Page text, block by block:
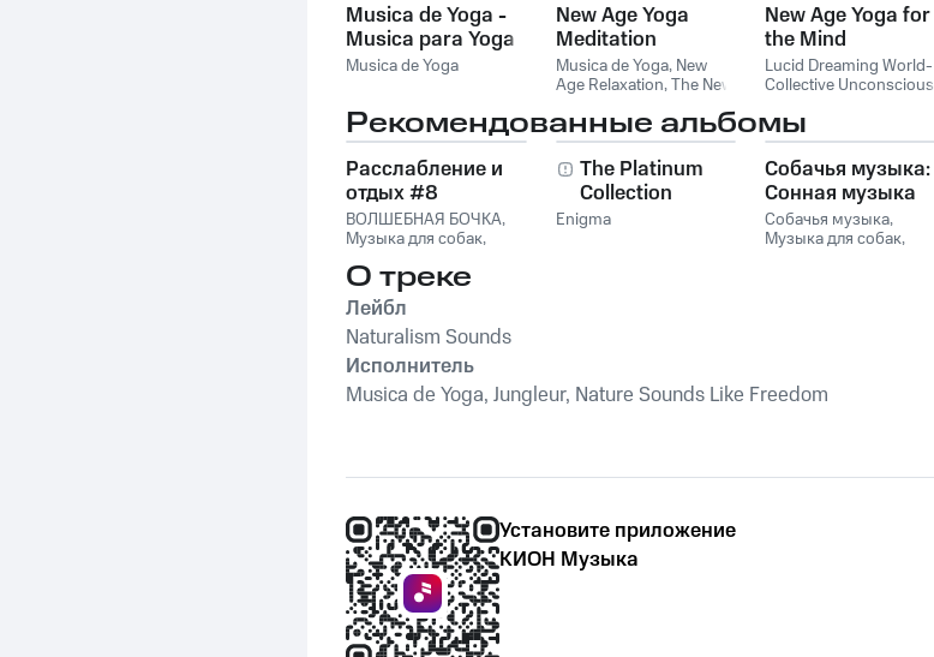
Musica de Yoga -
Musica para Yoga
y Musica para
Meditar
Musica de Yoga
New Age Yoga
Meditation
Musica de Yoga, New
Age Relaxation,The New
New Age Yoga for
the Mind
Lucid Dreaming World-
Collective Unconscious
New Age Relaxation
Рекомендованные альбомы
Расслабление и
отдых #8
ВОЛШЕБНАЯ БОЧКА,
Музыка для собак,
музыка,Relax,Музыка
для чтения
The Platinum
Collection
Enigma
Собачья музыка:
Сонная музыка
для собак и
музыка для
Собачья музыка,
Музыка для собак,
О треке
Лейбл
Naturalism Sounds
Исполнитель
Musica de Yoga, Jungleur, Nature Sounds Like Freedom
Установите приложение
КИОН Музыка